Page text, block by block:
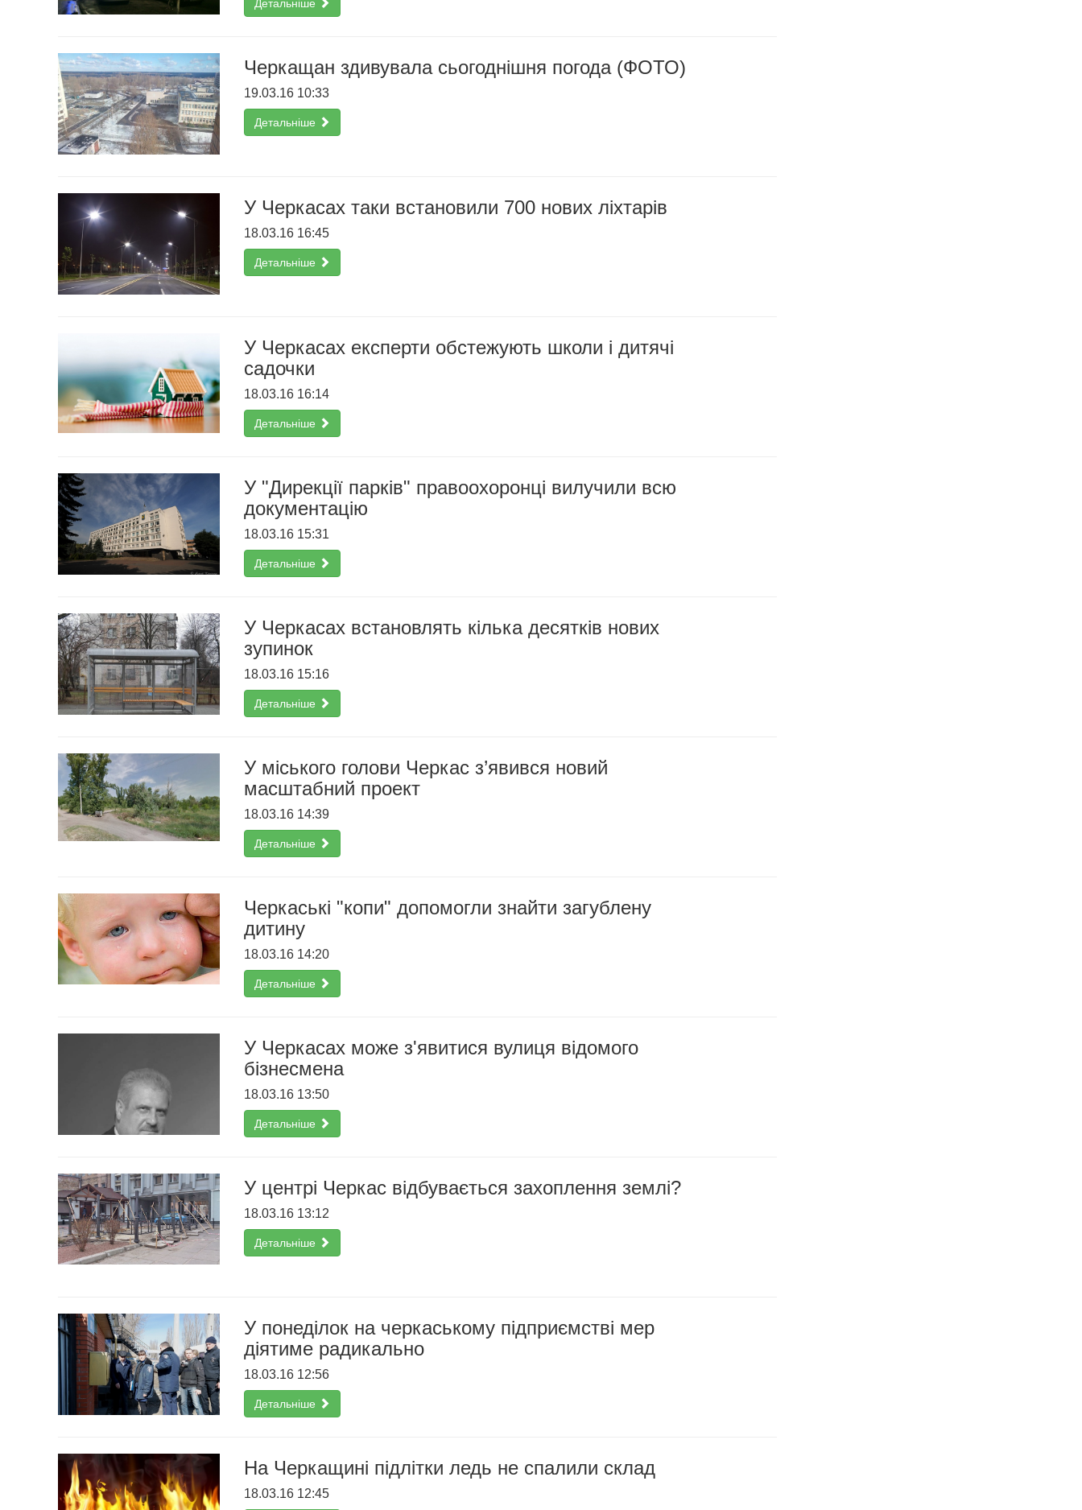
Детальніше
Черкащан здивувала сьогоднішня погода (ФОТО)
19.03.16 10:33
Детальніше
У Черкасах таки встановили 700 нових ліхтарів
18.03.16 16:45
Детальніше
У Черкасах експерти обстежують школи і дитячі
садочки
18.03.16 16:14
Детальніше
У "Дирекції парків" правоохоронці вилучили всю
документацію
18.03.16 15:31
Детальніше
У Черкасах встановлять кілька десятків нових
зупинок
18.03.16 15:16
Детальніше
У міського голови Черкас з’явився новий
масштабний проект
18.03.16 14:39
Детальніше
Черкаські "копи" допомогли знайти загублену
дитину
18.03.16 14:20
Детальніше
У Черкасах може з'явитися вулиця відомого
бізнесмена
18.03.16 13:50
Детальніше
У центрі Черкас відбувається захоплення землі?
18.03.16 13:12
Детальніше
У понеділок на черкаському підприємстві мер
діятиме радикально
18.03.16 12:56
Детальніше
На Черкащині підлітки ледь не спалили склад
18.03.16 12:45